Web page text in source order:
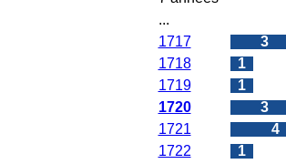
...
1717
3
1718
1
1719
1
1720
3
1721
4
1722
1